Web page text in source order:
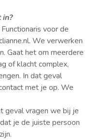
in?
voor de
We verwerken
Gaat het om meerdere
of klacht complex,
In dat geval
met je op. We
geval vragen we bij je
je de juiste persoon